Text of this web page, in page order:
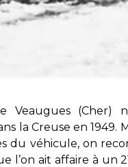
Veaugues (Cher)
la Creuse en 1949.
du véhicule, on
l’on ait affaire à un